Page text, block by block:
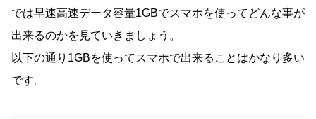
では早速高速データ容量1GBでスマホを使ってどんな事が
出来るのかを見ていきましょう。
以下の通り1GBを使ってスマホで出来ることはかなり多い
です。